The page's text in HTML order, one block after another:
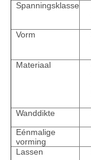
Spanningsklasse
Vorm
Materiaal
Wanddikte
Eénmalige
vorming
Lassen